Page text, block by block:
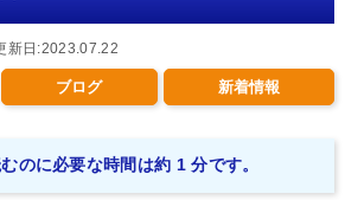
日:2023.07.22
ブログ 新着情報
のに必要な時間は約 1 分です。